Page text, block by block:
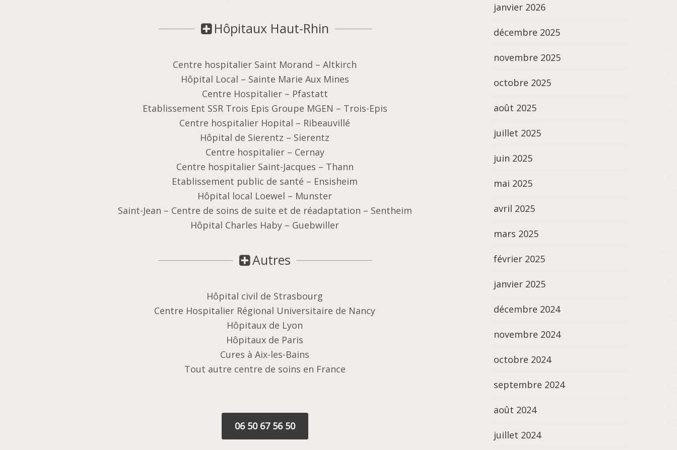
Hôpitaux Haut-Rhin
Centre hospitalier Saint Morand – Altkirch
Hôpital Local – Sainte Marie Aux Mines
Centre Hospitalier – Pfastatt
Etablissement SSR Trois Epis Groupe MGEN – Trois-Epis
Centre hospitalier Hopital – Ribeauvillé
Hôpital de Sierentz – Sierentz
Centre hospitalier – Cernay
Centre hospitalier Saint-Jacques – Thann
Etablissement public de santé – Ensisheim
Hôpital local Loewel – Munster
Saint-Jean – Centre de soins de suite et de réadaptation – Sentheim
Hôpital Charles Haby – Guebwiller
Autres
Hôpital civil de Strasbourg
Centre Hospitalier Régional Universitaire de Nancy
Hôpitaux de Lyon
Hôpitaux de Paris
Cures à Aix-les-Bains
Tout autre centre de soins en France
06 50 67 56 50
janvier 2026
décembre 2025
novembre 2025
octobre 2025
août 2025
juillet 2025
juin 2025
mai 2025
avril 2025
mars 2025
février 2025
janvier 2025
décembre 2024
novembre 2024
octobre 2024
septembre 2024
août 2024
juillet 2024